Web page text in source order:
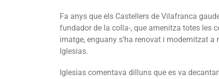
Fa anys que els Castellers de Vilafranca
fundador de la colla-, que amenitza totes les
imatge, enguany s‘ha renovat i modernitzat
Iglesias.
Iglesias comentava dilluns que es va